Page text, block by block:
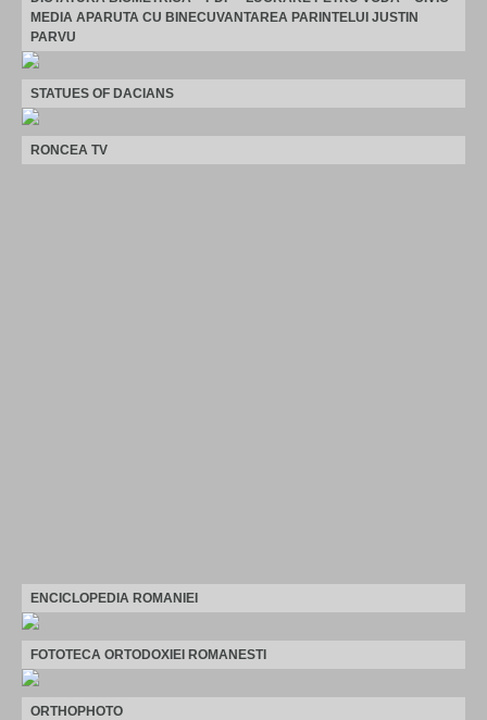
MEDIA APARUTA CU BINECUVANTAREA PARINTELUI JUSTIN
PARVU
STATUES OF DACIANS
RONCEA TV
ENCICLOPEDIA ROMANIEI
FOTOTECA ORTODOXIEI ROMANESTI
ORTHOPHOTO